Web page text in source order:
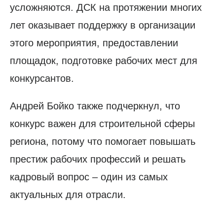
усложняются. ДСК на протяжении многих
лет оказывает поддержку в организации
этого мероприятия, предоставлении
площадок, подготовке рабочих мест для
конкурсантов.
Андрей Бойко также подчеркнул, что
конкурс важен для строительной сферы
региона, потому что помогает повышать
престиж рабочих профессий и решать
кадровый вопрос – один из самых
актуальных для отрасли.